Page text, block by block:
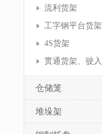
流利货架
工字钢平台货架
4S货架
仓储笼
堆垛架